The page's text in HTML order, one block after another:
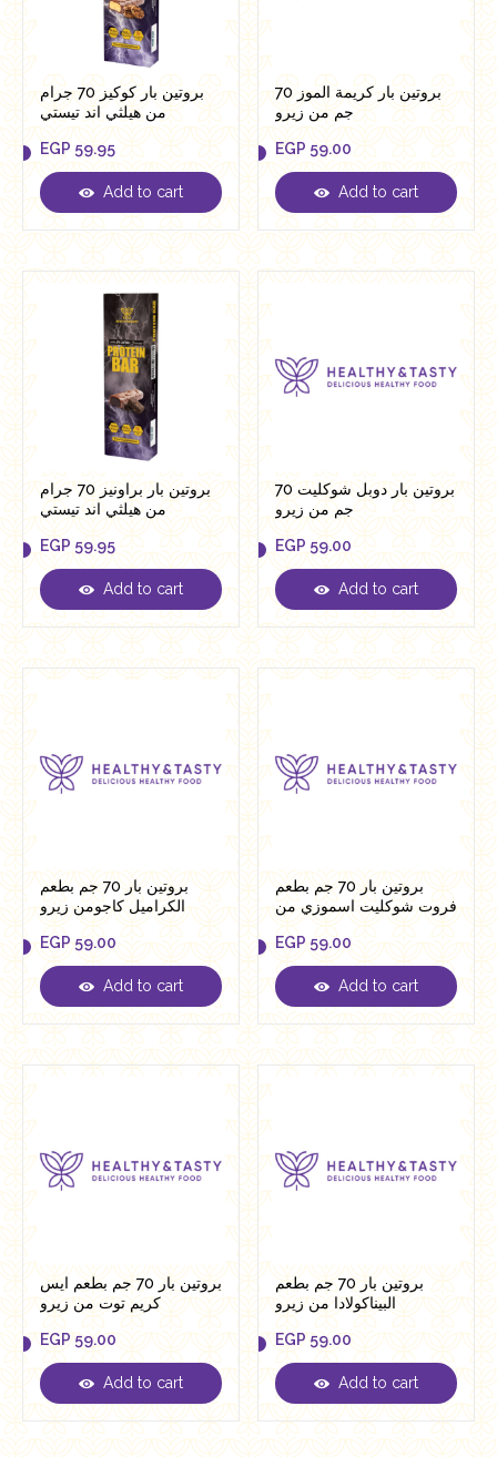
بروتين بار كوكيز 70 جرام
من هيلثي اند تيستي
EGP 59.95
EGP 59.95
Add to cart
بروتين بار كريمة الموز 70
جم من زيرو
EGP 59.00
EGP 59.00
Add to cart
بروتين بار براونيز 70 جرام
من هيلثي اند تيستي
EGP 59.95
EGP 59.95
Add to cart
بروتين بار دوبل شوكليت 70
جم من زيرو
EGP 59.00
EGP 59.00
Add to cart
بروتين بار 70 جم بطعم
الكراميل كاجومن زيرو
EGP 59.00
EGP 59.00
Add to cart
بروتين بار 70 جم بطعم
فروت شوكليت اسموزي من
زيرو
EGP 59.00
EGP 59.00
Add to cart
بروتين بار 70 جم بطعم ايس
كريم توت من زيرو
EGP 59.00
EGP 59.00
Add to cart
بروتين بار 70 جم بطعم
البيناكولادا من زيرو
EGP 59.00
EGP 59.00
Add to cart